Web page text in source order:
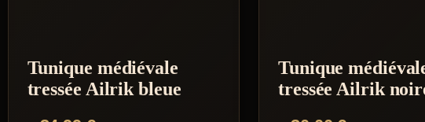
variations.
Les
variations.
Les
Tunique médiévale
tressée Ailrik bleue
Tunique
tressée Ailrik